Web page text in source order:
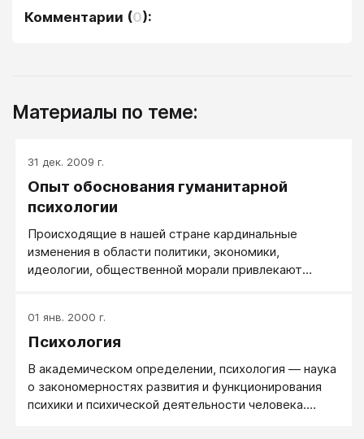
Комментарии (0):
Материалы по теме:
31 дек. 2009 г.
Опыт обоснования гуманитарной
психологии
Происходящие в нашей стране кардинальные
изменения в области политики, экономики,
идеологии, общественной морали привлекают
дискуссии ведущих экономистов, юристов,
историков, социологов.
01 янв. 2000 г.
Психология
В академическом определении, психология — наука
о закономерностях развития и функционирования
психики и психической деятельности человека.